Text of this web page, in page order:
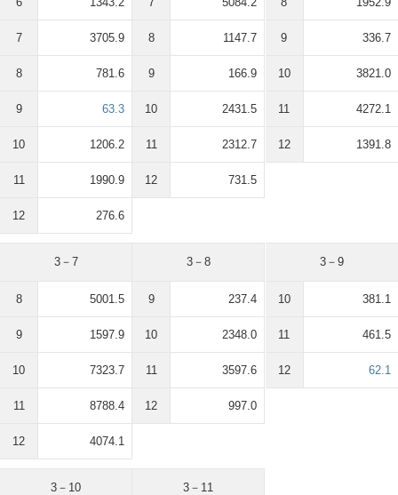
7 3705.9
8 781.6
9 63.3
10 1206.2
11 1990.9
12 276.6
8 1147.7
9 166.9
10 2431.5
11 2312.7
12 731.5
9 336.7
10 3821.0
11 4272.1
12 1391.8
3－7
8 5001.5
9 1597.9
10 7323.7
11 8788.4
12 4074.1
3－8
9 237.4
10 2348.0
11 3597.6
12 997.0
3－9
10 381.1
11 461.5
12 62.1
3－10 3－11